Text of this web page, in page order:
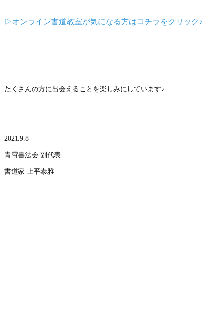
▷オンライン書道教室が気になる方はコチラをクリック♪
たくさんの方に出会えることを楽しみにしています♪
2021.9.8
青霄書法会 副代表
書道家 上平泰雅